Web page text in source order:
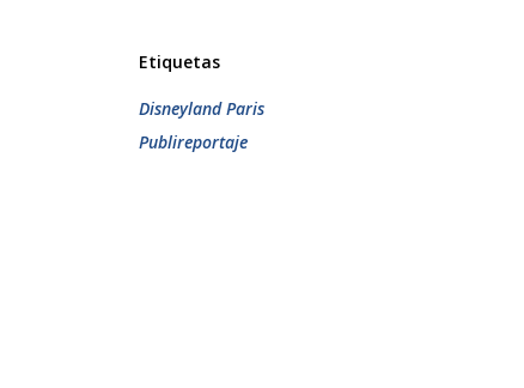
Etiquetas
Disneyland Paris
Publireportaje